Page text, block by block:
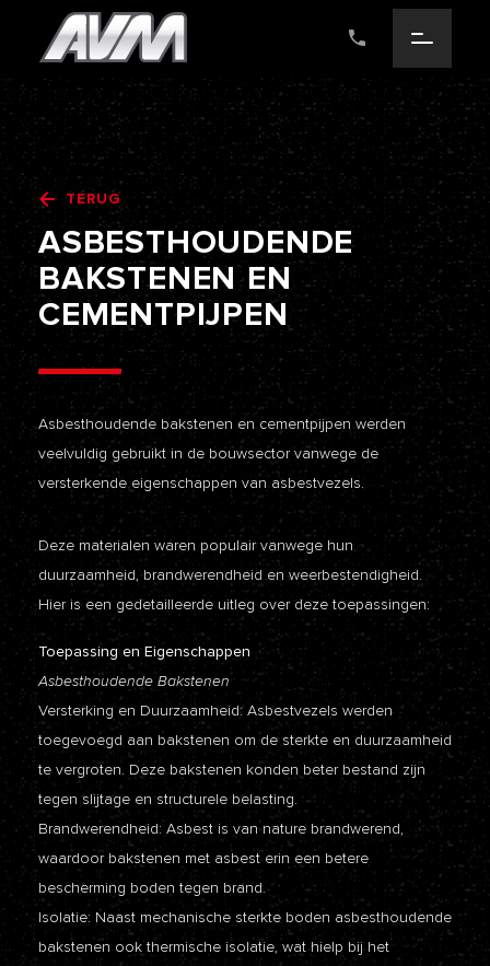
TERUG
ASBESTHOUDENDE
BAKSTENEN EN
CEMENTPIJPEN
Asbesthoudende bakstenen en cementpijpen werden
veelvuldig gebruikt in de bouwsector vanwege de
versterkende eigenschappen van asbestvezels.
Deze materialen waren populair vanwege hun
duurzaamheid, brandwerendheid en weerbestendigheid.
Hier is een gedetailleerde uitleg over deze toepassingen:
Toepassing en Eigenschappen
Asbesthoudende Bakstenen
Versterking en Duurzaamheid: Asbestvezels werden
toegevoegd aan bakstenen om de sterkte en duurzaamheid
te vergroten. Deze bakstenen konden beter bestand zijn
tegen slijtage en structurele belasting.
Brandwerendheid: Asbest is van nature brandwerend,
waardoor bakstenen met asbest erin een betere
bescherming boden tegen brand.
Isolatie: Naast mechanische sterkte boden asbesthoudende
bakstenen ook thermische isolatie, wat hielp bij het